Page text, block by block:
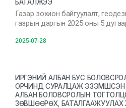
БАТАЛЖЭЭ
Газар зохион байгуулалт,
газрын даргын 2025 оны 5
2025-07-28
ИРГЭНИЙ АЛБАН БУС
ОРЧИНД СУРАЛЦАЖ
АЛБАН БОЛОВСРОЛЫН
ЗӨВШӨӨРӨХ,